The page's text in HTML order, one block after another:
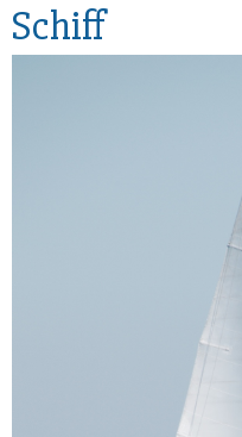
Schiff